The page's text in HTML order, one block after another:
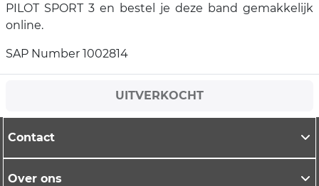
PILOT SPORT 3 en bestel je deze band gemakkelijk
online.
SAP Number 1002814
UITVERKOCHT
Contact
Over ons